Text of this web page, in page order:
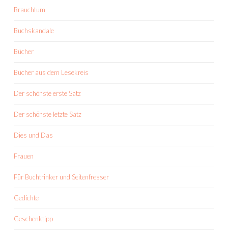
Brauchtum
Buchskandale
Bücher
Bücher aus dem Lesekreis
Der schönste erste Satz
Der schönste letzte Satz
Dies und Das
Frauen
Für Buchtrinker und Seitenfresser
Gedichte
Geschenktipp